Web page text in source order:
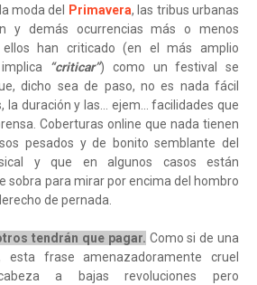
moda del
Primavera, las tribus urbanas
y demás ocurrencias más o menos
ellos han criticado (en el más amplio
“criticar”) como un festival se
dicho sea de paso, no es nada fácil
la duración y las… ejem… facilidades que
Coberturas online que nada tienen
pesados y de bonito semblante del
y que en algunos casos están
sobra para mirar por encima del hombro
de pernada.
tendrán que pagar. Como si de una
esta frase amenazadoramente cruel
a bajas revoluciones pero